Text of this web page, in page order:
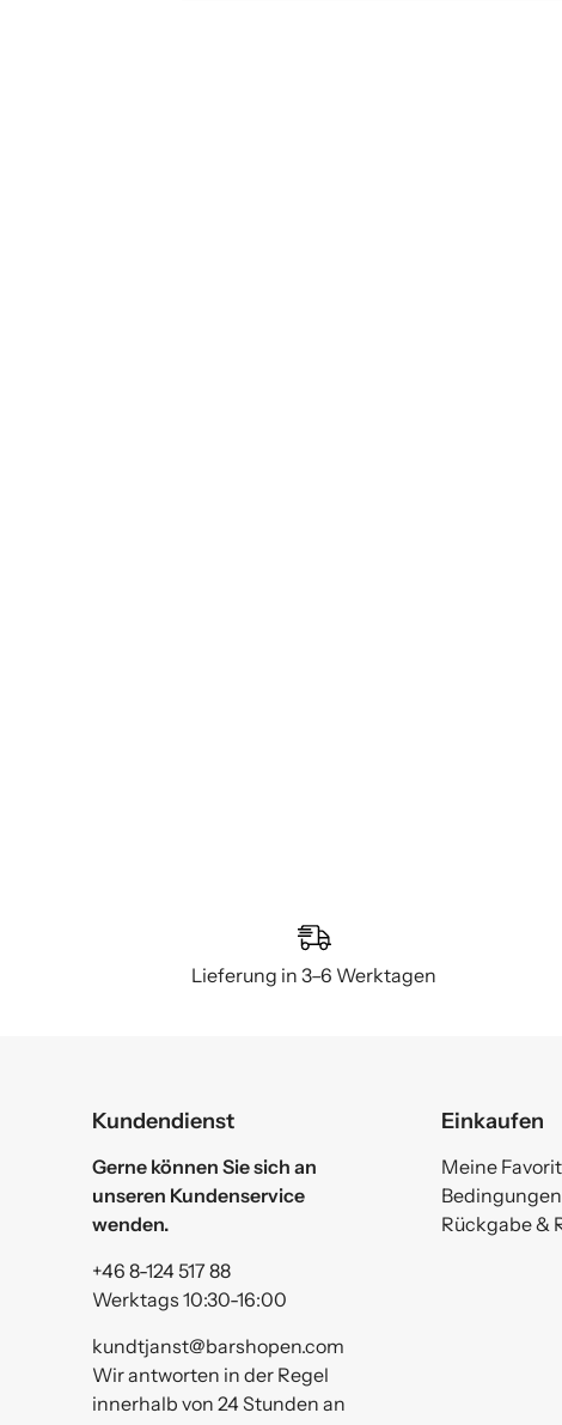
Lieferung in 3–6 Werktagen
Kundendienst
Gerne können Sie sich an
unseren Kundenservice
wenden.
+46 8-124 517 88
Werktags 10:30-16:00
kundtjanst@barshopen.com
Wir antworten in der Regel
innerhalb von 24 Stunden an
Einkaufen
Meine
Bedingungen
Rückgabe &